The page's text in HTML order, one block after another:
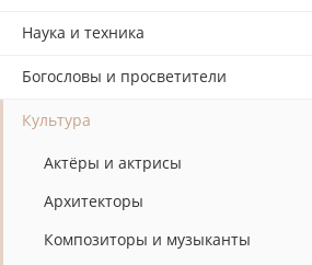
Наука и техника
Богословы и просветители
Культура
Актёры и актрисы
Архитекторы
Композиторы и музыканты